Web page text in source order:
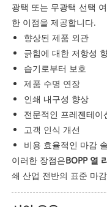
광택 또는 무광택 선택
한 이점을 제공합니다.
향상된 제품 외관
긁힘에 대한 저항성
습기로부터 보호
제품 수명 연장
인쇄 내구성 향상
전문적인 프레젠테이
고객 인식 개선
비용 효율적인 마감
이러한 장점은BOPP 열
쇄 산업 전반의 표준 마